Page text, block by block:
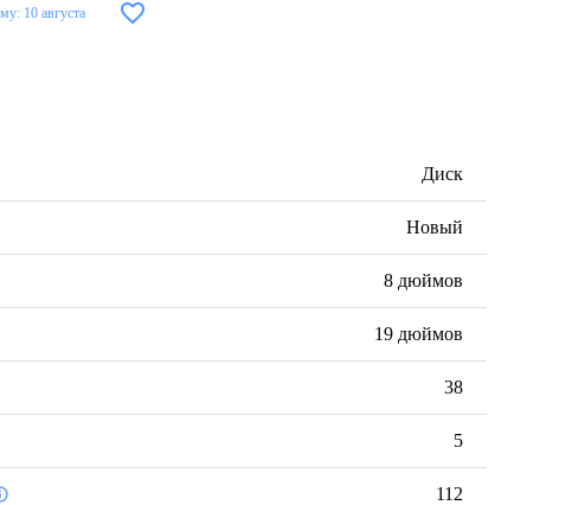
10 августа
Диск
Новый
8 дюймов
19 дюймов
38
5
112